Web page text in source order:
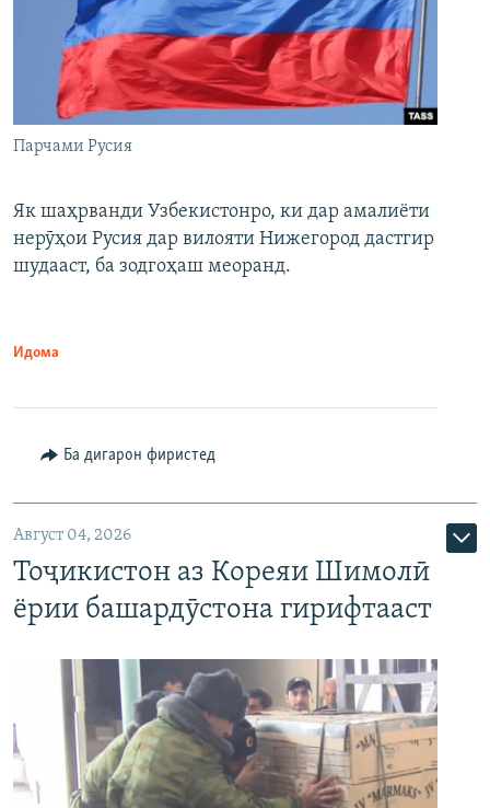
Парчами Русия
Як шаҳрванди Узбекистонро, ки дар амалиёти
нерӯҳои Русия дар вилояти Нижегород дастгир
шудааст, ба зодгоҳаш меоранд.
Идома
Ба дигарон фиристед
Август 04, 2026
Тоҷикистон аз Кореяи Шимолӣ
ёрии башардӯстона гирифтааст